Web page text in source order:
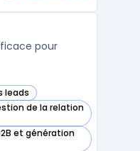
service client
pour
leads
de la relation
et génération